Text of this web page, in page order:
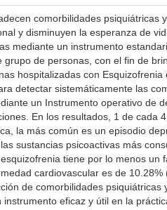
comorbilidades psiquiátricas
y disminuyen la esperanza de
mediante un instrumento
de personas, con el fin de
hospitalizadas con
detectar sistemáticamente las
un Instrumento operativo de
En los resultados, 1 de cada
la más común es un episodio
sustancias psicoactivas más
tiene por lo menos un
cardiovascular es de 10.28%
de comorbilidades
eficaz y útil en la